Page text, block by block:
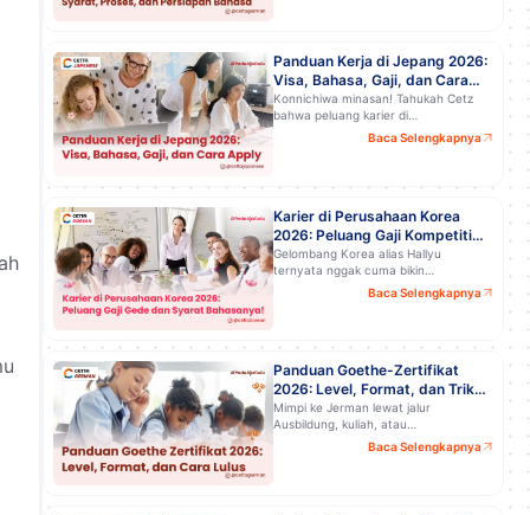
Panduan Kerja di Jepang 2026:
Visa, Bahasa, Gaji, dan Cara
Apply
Konnichiwa minasan! Tahukah Cetz
bahwa peluang karier di…
Baca Selengkapnya
Karier di Perusahaan Korea
2026: Peluang Gaji Kompetitif
dan Syarat Bahasanya!
Gelombang Korea alias Hallyu
ternyata nggak cuma bikin…
Baca Selengkapnya
Panduan Goethe-Zertifikat
2026: Level, Format, dan Trik
Lulus Ujiannya!
Mimpi ke Jerman lewat jalur
Ausbildung, kuliah, atau…
Baca Selengkapnya